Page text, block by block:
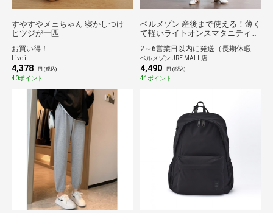
すやすやメェちゃん 寝かしつけ
ヒツジが一匹
お買い得！
Live it
4,378 円 (税込)
40ポイント
ベルメゾン 産後まで使える！薄く
て軽いライトオンスマタニティサ
ティＳ
ベルメゾン JRE MALL店
4,490 円 (税込)
41ポイント